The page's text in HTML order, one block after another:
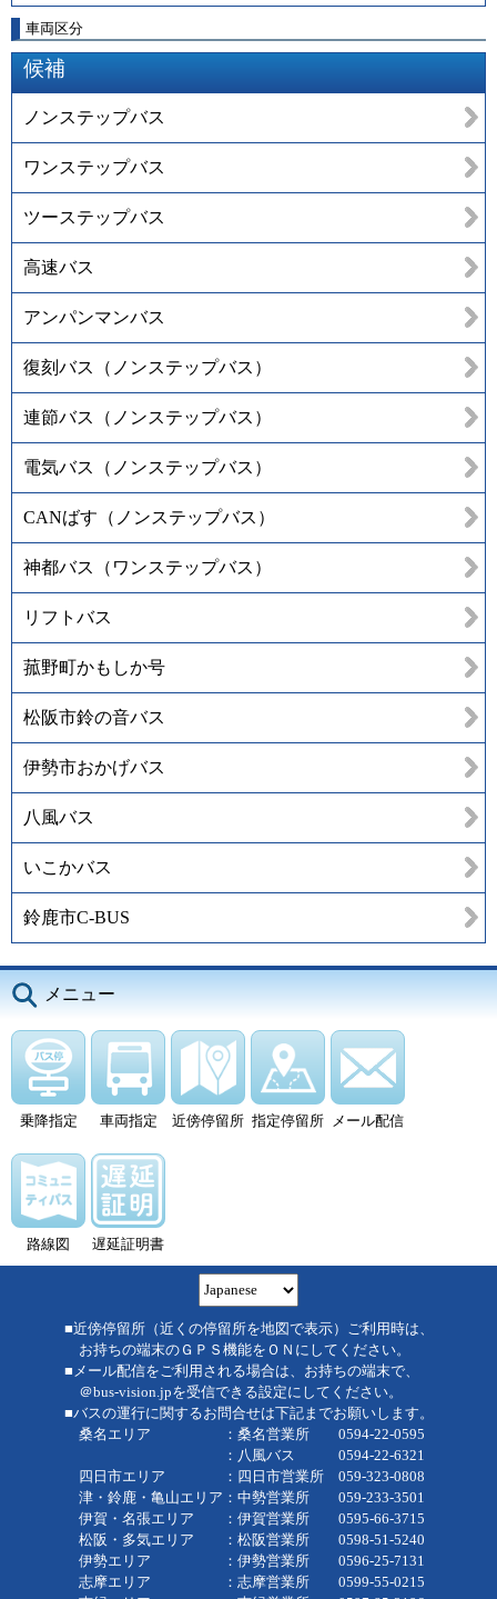
車両区分
候補
ノンステップバス
ワンステップバス
ツーステップバス
高速バス
アンパンマンバス
復刻バス（ノンステップバス）
連節バス（ノンステップバス）
電気バス（ノンステップバス）
CANばす（ノンステップバス）
神都バス（ワンステップバス）
リフトバス
菰野町かもしか号
松阪市鈴の音バス
伊勢市おかげバス
八風バス
いこかバス
鈴鹿市C-BUS
メニュー
乗降指定 車両指定 近傍停留所 指定停留所 メール配信
路線図 遅延証明書
■近傍停留所（近くの停留所を地図で表示）ご利用時は、
お持ちの端末のＧＰＳ機能をＯＮにしてください。
■メール配信をご利用される場合は、お持ちの端末で、
＠bus-vision.jpを受信できる設定にしてください。
■バスの運行に関するお問合せは下記までお願いします。
桑名エリア ：桑名営業所 0594-22-0595
：八風バス 0594-22-6321
四日市エリア ：四日市営業所 059-323-0808
津・鈴鹿・亀山エリア：中勢営業所 059-233-3501
伊賀・名張エリア ：伊賀営業所 0595-66-3715
松阪・多気エリア ：松阪営業所 0598-51-5240
伊勢エリア ：伊勢営業所 0596-25-7131
志摩エリア ：志摩営業所 0599-55-0215